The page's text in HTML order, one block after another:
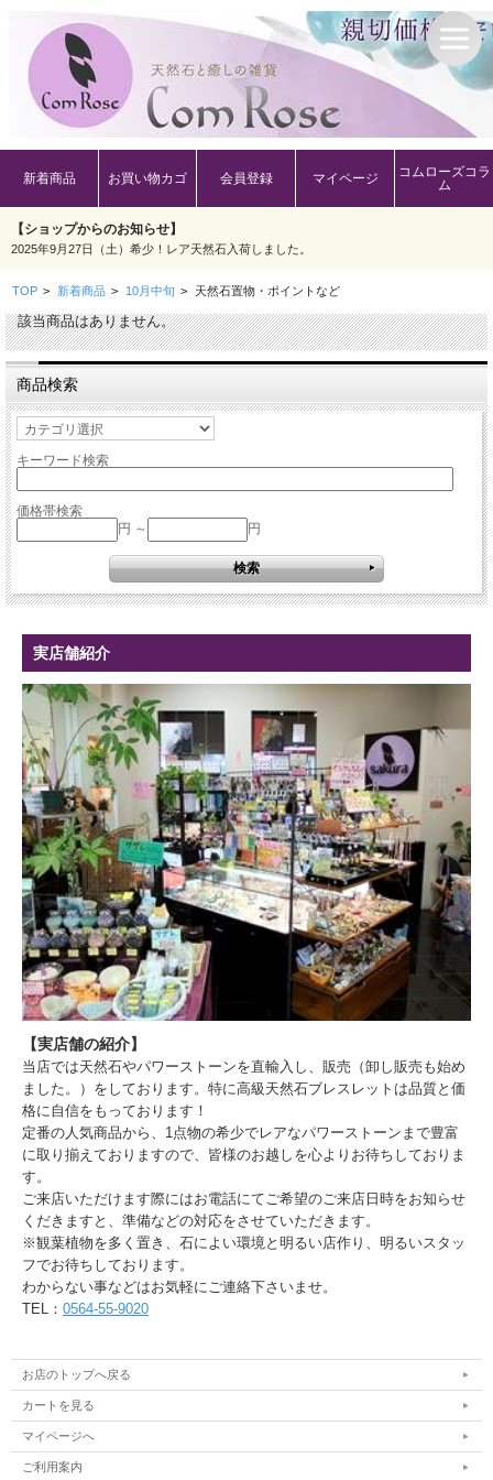
新着商品 お買い物カゴ 会員登録 マイページ
コムローズコラ
ム
【ショップからのお知らせ】
2025年9月27日（土）希少！レア天然石入荷しました。
TOP > 新着商品 > 10月中旬 > 天然石置物・ポイントなど
該当商品はありません。
商品検索
キーワード検索
価格帯検索
円 ～
円
実店舗紹介
【実店舗の紹介】
当店では天然石やパワーストーンを直輸入し、販売（卸し販売も始め
ました。）をしております。特に高級天然石ブレスレットは品質と価
格に自信をもっております！
定番の人気商品から、1点物の希少でレアなパワーストーンまで豊富
に取り揃えておりますので、皆様のお越しを心よりお待ちしておりま
す。
ご来店いただけます際にはお電話にてご希望のご来店日時をお知らせ
くだきますと、準備などの対応をさせていただきます。
※観葉植物を多く置き、石によい環境と明るい店作り、明るいスタッ
フでお待ちしております。
わからない事などはお気軽にご連絡下さいませ。
TEL： 0564-55-9020
お店のトップへ戻る
カートを見る
マイページへ
ご利用案内